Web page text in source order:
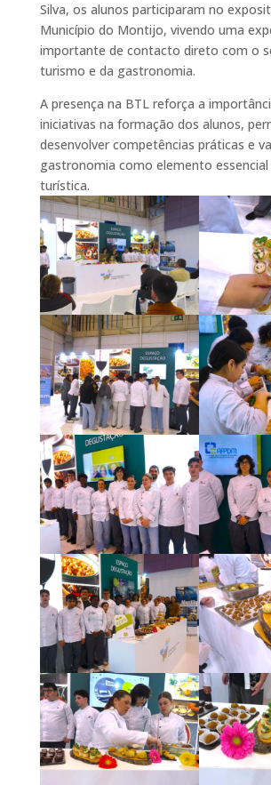
Silva, os alunos participaram no
Município do Montijo, vivendo uma
importante de contacto direto com o
turismo e da gastronomia.
A presença na BTL reforça a
iniciativas na formação dos alunos,
desenvolver competências práticas e
gastronomia como elemento
turística.